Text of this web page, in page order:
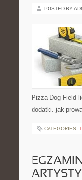
POSTED BY
Pizza Dog Field
dodatki, jak
CATEGORIES: